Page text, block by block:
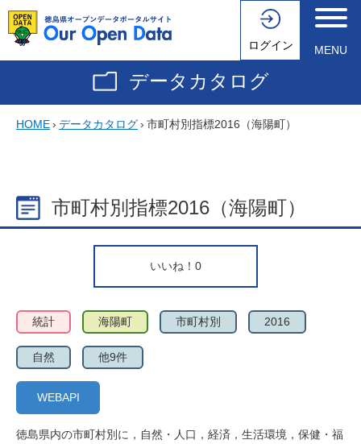
ログイン MENU
データカタログ
HOME› データカタログ› 市町村別指標2016（海陽町）
市町村別指標2016（海陽町）
いいね！ 0
統計 海陽町 市町村別 2016
自然 他9件
WEBAPI
徳島県内の市町村別に，自然・人口，経済，生活環境，保健・福